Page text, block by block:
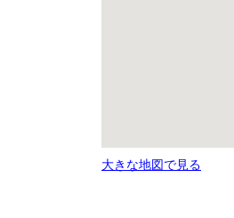
大きな地図で見る